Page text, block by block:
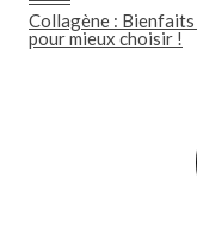
Collagène :
pour mieux choisir !